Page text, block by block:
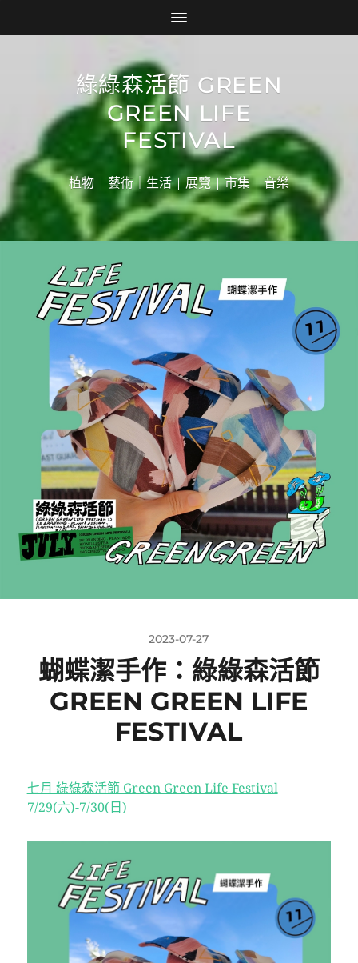
綠綠森活節 GREEN
GREEN LIFE
FESTIVAL
| 植物 | 藝術｜生活 | 展覽 | 市集 | 音樂 |
2023-07-27
蝴蝶潔手作：綠綠森活節
GREEN GREEN LIFE
FESTIVAL
七月 綠綠森活節 Green Green Life Festival
7/29(六)-7/30(日)